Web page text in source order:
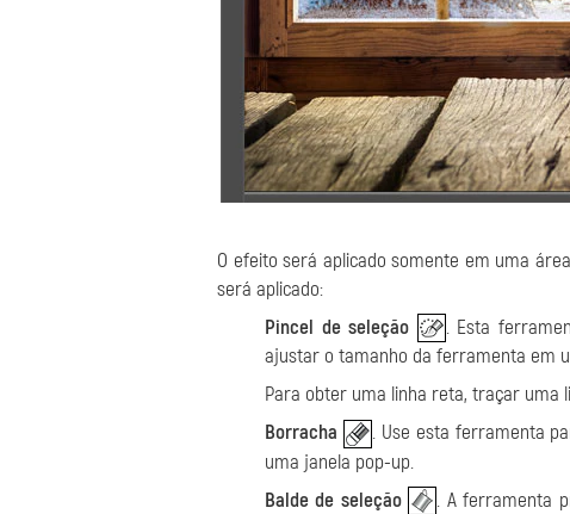
O efeito será aplicado somente em uma
será aplicado:
Pincel de seleção
. Esta
ajustar o tamanho da ferramenta em
Para obter uma linha reta, traçar uma
Borracha
. Use esta ferramenta
uma janela pop-up.
Balde de seleção
. A ferramenta